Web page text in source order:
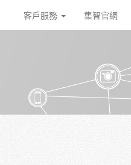
客戶服務 集智官網